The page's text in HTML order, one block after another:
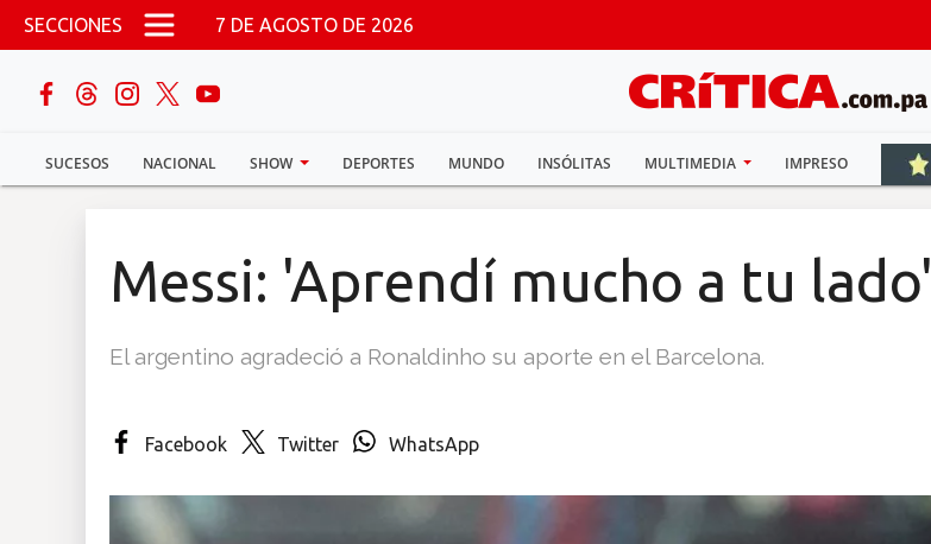
Pasar al contenido principal
SECCIONES 7 DE AGOSTO DE 2026
SUCESOS NACIONAL SHOW DEPORTES MUNDO INSÓLITAS MULTIMEDIA IMPRESO
buscar
Sucesos
Messi: 'Aprendí mucho a tu lado'
El argentino agradeció a Ronaldinho su aporte en el Barcelona.
Facebook Twitter WhatsApp